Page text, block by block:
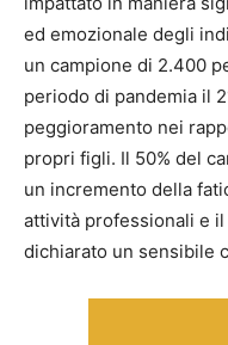
ed emozionale degli
un campione di 2.400
periodo di pandemia il
peggioramento nei
propri figli. Il 50% del
un incremento della
attività professionali e
dichiarato un sensibile